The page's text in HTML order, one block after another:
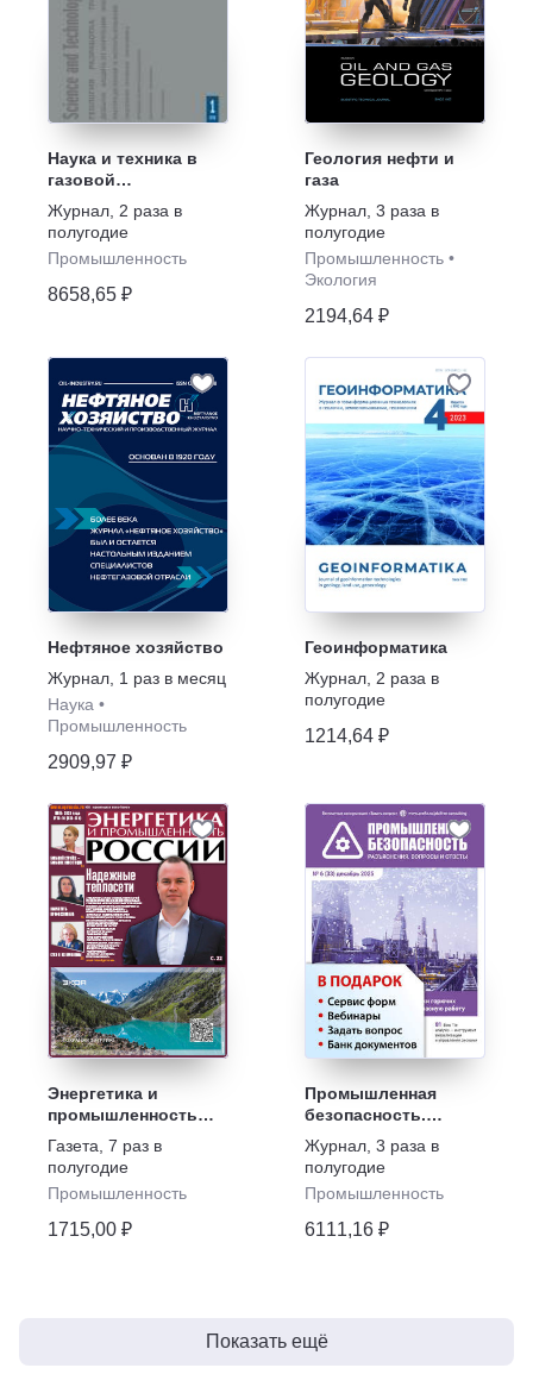
Наука и техника в
газовой
промышленности
Журнал 2 раза в
полугодие
Промышленность
8658,65 ₽
Геология нефти и
газа
Журнал 3 раза в
полугодие
Промышленность •
Экология
2194,64 ₽
Нефтяное хозяйство
Журнал 1 раз в месяц
Наука •
Промышленность
2909,97 ₽
Геоинформатика
Журнал 2 раза в
полугодие
1214,64 ₽
Энергетика и
промышленность
России
Газета 7 раз в
полугодие
Промышленность
1715,00 ₽
Промышленная
безопасность.
Разъяснения.
Вопросы и ответы +
в подарок Задать
вопрос + «Сервис
форм» + вебинары +
Банк документов
Журнал 3 раза в
полугодие
Промышленность
6111,16 ₽
Показать ещё